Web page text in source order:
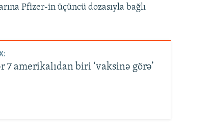
Pfizer-in üçüncü dozasıyla bağlı
7 amerikalıdan biri ‘vaksinə görə’